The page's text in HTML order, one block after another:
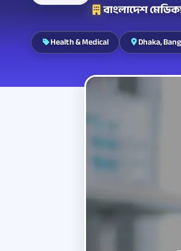
বাংলাদেশ
Health & Medical Dhaka,